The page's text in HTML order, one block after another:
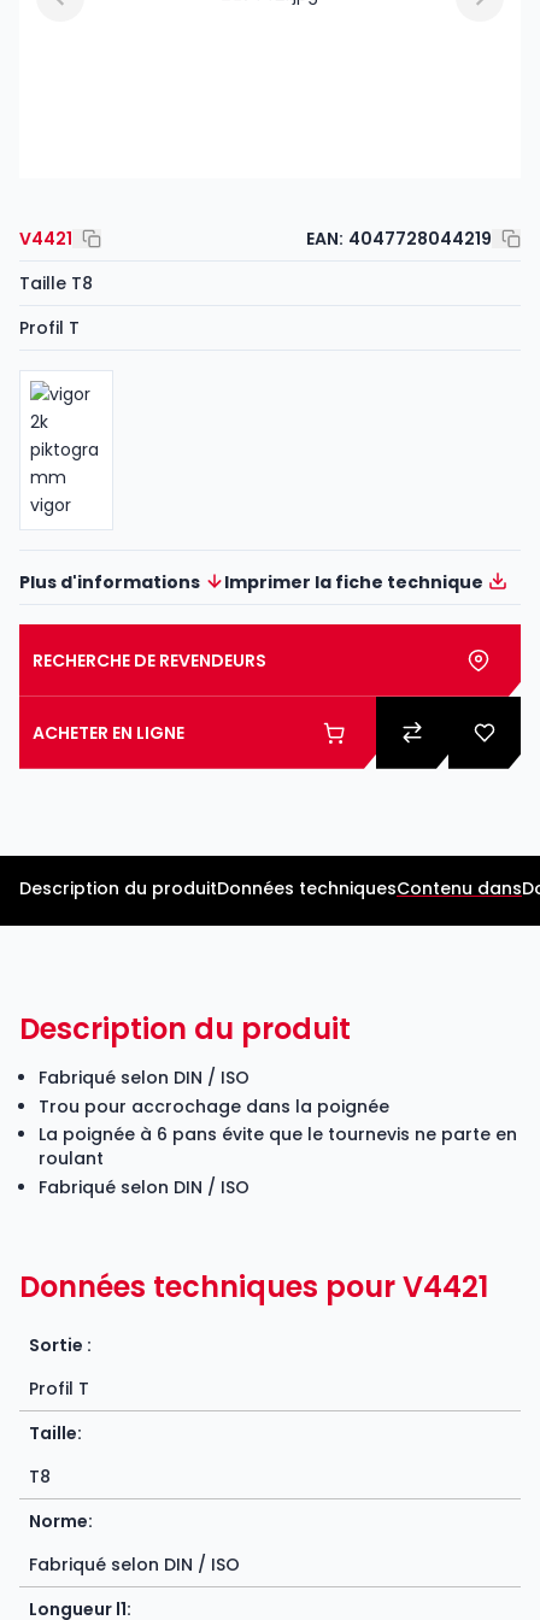
V4421 EAN: 4047728044219
Taille T8
Profil T
Plus d'informations Imprimer la fiche technique
RECHERCHE DE REVENDEURS
ACHETER EN LIGNE
Description du produitDonnées techniquesContenu dans
Description du produit
Fabriqué selon DIN / ISO
Trou pour accrochage dans la poignée
La poignée à 6 pans évite que le tournevis ne parte en
roulant
Fabriqué selon DIN / ISO
Données techniques pour V4421
Sortie :
Profil T
Taille:
T8
Norme:
Fabriqué selon DIN / ISO
Longueur l1: